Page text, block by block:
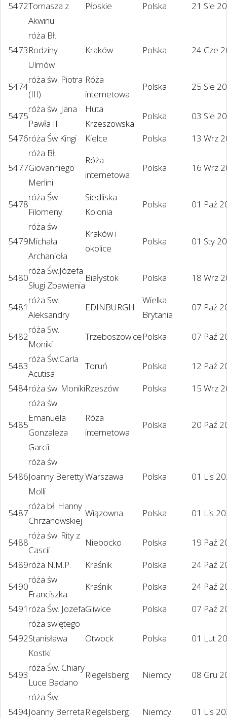
5472Tomasza z
Akwinu
Płoskie Polska 21 Sie
5473
róża Bł.
Rodziny
Ulmów
Kraków Polska 24 Cze
5474
róża św. Piotra
(III)
Róża
internetowa
Polska 25 Sie
5475
róża św. Jana
Pawła II
Huta
Krzeszowska
Polska
03 Sie
5476róża Św Kingi Kielce Polska 13 Wrz
5477
róża Bł.
Giovanniego
Merlini
Róża
internetowa
Polska 16 Wrz
5478
róża Św
Filomeny
Siedliska
Kolonia
Polska 01 Paź
5479
róża św.
Michała
Archanioła
Kraków i
okolice
Polska 01 Sty
5480
róża Św.Józefa
Sługi Zbawienia
Białystok Polska 18 Wrz
5481
róża Sw.
Aleksandry
EDINBURGH
Wielka
Brytania
07 Paź
5482
róża Sw.
Moniki
TrzeboszowicePolska 07 Paź
5483
róża Św.Carla
Acutisa
Toruń Polska
12 Paź
5484róża św. MonikiRzeszów Polska 15 Wrz
5485
róża św.
Emanuela
Gonzaleza
Garcii
Róża
internetowa
Polska 20 Paź
5486
róża św.
Joanny Beretty
Molli
Warszawa Polska 01 Lis
5487
róża bł. Hanny
Chrzanowskiej
Wiązowna Polska 01 Lis
5488
róża św. Rity z
Cascii
Niebocko Polska
19 Paź
5489róża N.M.P. Kraśnik Polska
24 Paź
5490
róża św.
Franciszka
Kraśnik Polska
24 Paź
5491 róża Św. JozefaGliwice Polska 07 Paź
5492
róża swiętego
Stanisława
Kostki
Otwock Polska 01 Lut
5493
róża Św. Chiary
Luce Badano
Riegelsberg Niemcy 08 Gru
5494
róża Św.
Joanny BerretaRiegelsberg Niemcy 01 Lis